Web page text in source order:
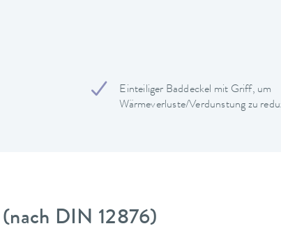
Einteiliger Baddeckel mit Griff, um
Wärmeverluste/Verdunstung zu
DIN 12876)